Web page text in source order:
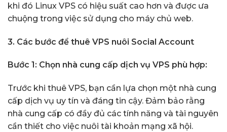
khi đó Linux VPS có hiệu suất cao hơn và được ưa
chuộng trong việc sử dụng cho máy chủ web.
3. Các bước để thuê VPS nuôi Social Account
Bước 1: Chọn nhà cung cấp dịch vụ VPS phù hợp:
Trước khi thuê VPS, bạn cần lựa chọn một nhà cung
cấp dịch vụ uy tín và đáng tin cậy. Đảm bảo rằng
nhà cung cấp có đầy đủ các tính năng và tài nguyên
cần thiết cho việc nuôi tài khoản mạng xã hội.